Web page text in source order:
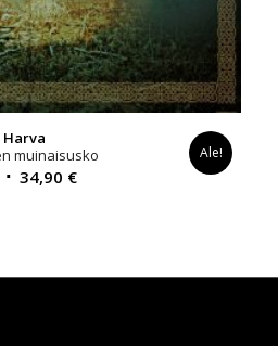
Harva
muinaisusko
Alkuperäinen
34,90 €Nykyinen
Ale!